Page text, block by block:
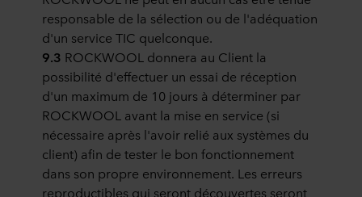
responsable de la sélection ou de l'adéquation
d'un service TIC quelconque.
9.3 ROCKWOOL donnera au Client la
possibilité d'effectuer un essai de réception
d'un maximum de 10 jours à déterminer par
ROCKWOOL avant la mise en service (si
nécessaire après l'avoir relié aux systèmes du
client) afin de tester le bon fonctionnement
dans son propre environnement. Les erreurs
reproductibles qui seront découvertes seront